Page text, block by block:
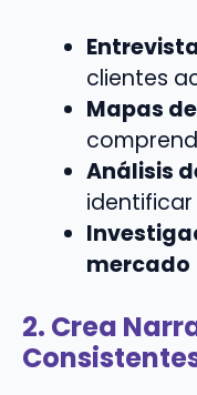
clientes
Mapas
Análisis
mercado
2. Crea